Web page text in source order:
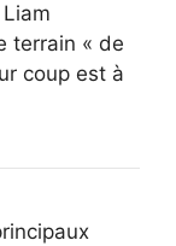
terrain « de
coup est à